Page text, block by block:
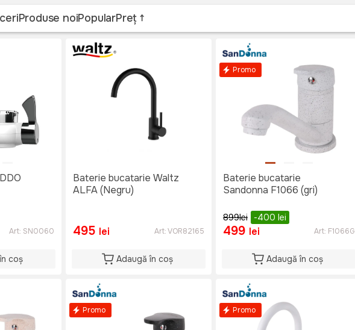
Produse noiPopularPreț
Art: SN0060
coș
Baterie bucatarie Waltz
ALFA (Negru)
495 lei Art:VOR82165
Adaugă în coș
Promo
Baterie bucatarie
Sandonna F1066 (gri)
899lei -400 lei
499 lei Art: F1066G
Adaugă în coș
Promo Promo